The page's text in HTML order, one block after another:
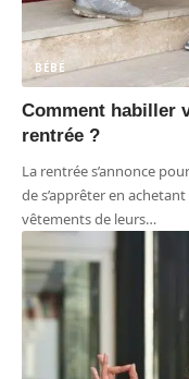
BÉBÉ
Comment habiller
rentrée ?
La rentrée s’annonce
de s’apprêter en
vêtements de leurs…